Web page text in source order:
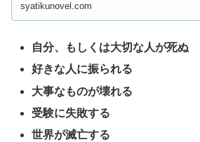
syatikunovel.com
自分、もしくは大切な人が死ぬ
好きな人に振られる
大事なものが壊れる
受験に失敗する
世界が滅亡する